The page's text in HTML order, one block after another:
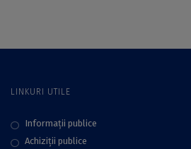
Înscrierile, deschise
Înscrierile,
LINKURI UTILE
Informații publice
Achiziții publice